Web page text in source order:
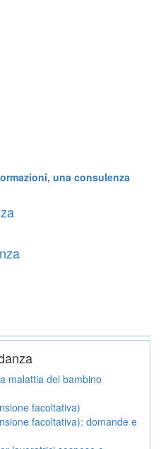
una consulenza
malattia del bambino
facoltativa)
facoltativa): domande e